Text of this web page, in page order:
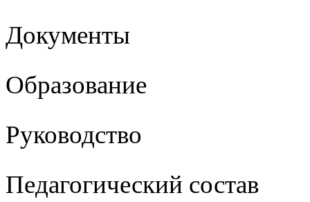
Документы
Образование
Руководство
Педагогический состав